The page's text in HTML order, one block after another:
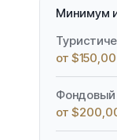
Минимум
от
Фондовый
от